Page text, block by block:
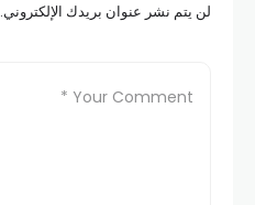
لن يتم نشر عنوان بريدك الإلكتروني.